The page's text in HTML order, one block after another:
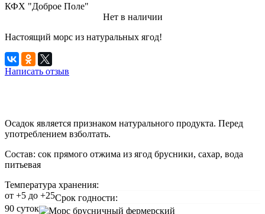
КФХ "Доброе Поле"
Нет в наличии
Настоящий морс из натуральных ягод!
Написать отзыв
Осадок является признаком натурального продукта. Перед
употреблением взболтать.
Состав: сок прямого отжима из ягод брусники, сахар, вода
питьевая
Температура хранения:
от +5 до +25Срок годности:
90 суток